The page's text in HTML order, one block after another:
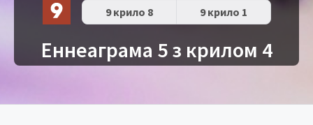
9 крило 8 9 крило 1
Еннеаграма 5 з крилом 4